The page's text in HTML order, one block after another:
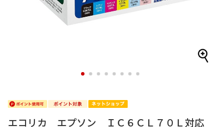
1 2 3 4 5 6 7 8
エコリカ エプソン ＩＣ６ＣＬ７０Ｌ対応